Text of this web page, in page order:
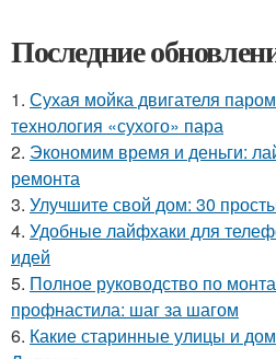
Последние
1. Сухая мойка двигателя
технология «сухого» пара
2. Экономим время и деньги:
ремонта
3. Улучшите свой дом: 30
4. Удобные лайфхаки для
идей
5. Полное руководство по
профнастила: шаг за шагом
6. Какие старинные улицы и